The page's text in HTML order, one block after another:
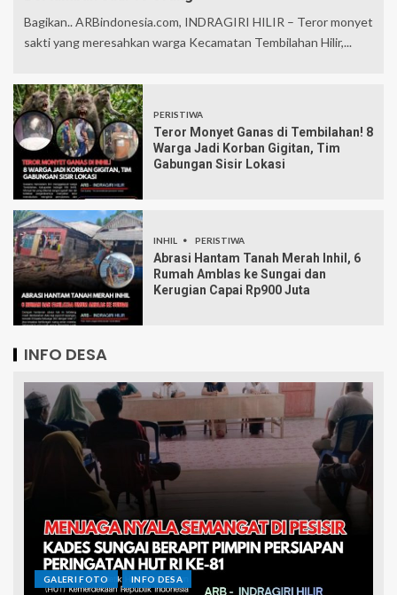
Bagikan.. ARBindonesia.com, INDRAGIRI HILIR – Teror monyet
sakti yang meresahkan warga Kecamatan Tembilahan Hilir,...
PERISTIWA
Teror Monyet Ganas di Tembilahan! 8
Warga Jadi Korban Gigitan, Tim
Gabungan Sisir Lokasi
INHIL PERISTIWA
Abrasi Hantam Tanah Merah Inhil, 6
Rumah Amblas ke Sungai dan
Kerugian Capai Rp900 Juta
INFO DESA
GALERI FOTO INFO DESA